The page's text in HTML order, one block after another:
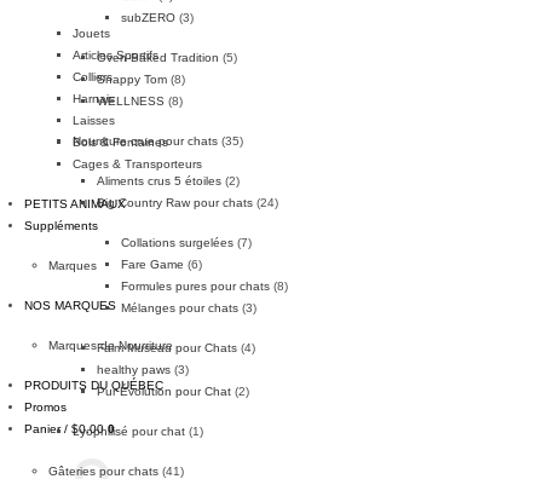
Jouets
Articles Sportifs
Colliers
Harnais
Laisses
Bols & Fontaines
Cages & Transporteurs
PETITS ANIMAUX
Suppléments
Marques
NOS MARQUES
Marques de Nourriture
PRODUITS DU QUÉBEC
Promos
Panier / $0.00 0
subZERO (3)
Oven-Baked Tradition (5)
Snappy Tom (8)
WELLNESS (8)
Nourriture crue pour chats (35)
Aliments crus 5 étoiles (2)
Big Country Raw pour chats (24)
Collations surgelées (7)
Fare Game (6)
Formules pures pour chats (8)
Mélanges pour chats (3)
Faim Museau pour Chats (4)
healthy paws (3)
Pur Évolution pour Chat (2)
Lyophilisé pour chat (1)
Gâteries pour chats (41)